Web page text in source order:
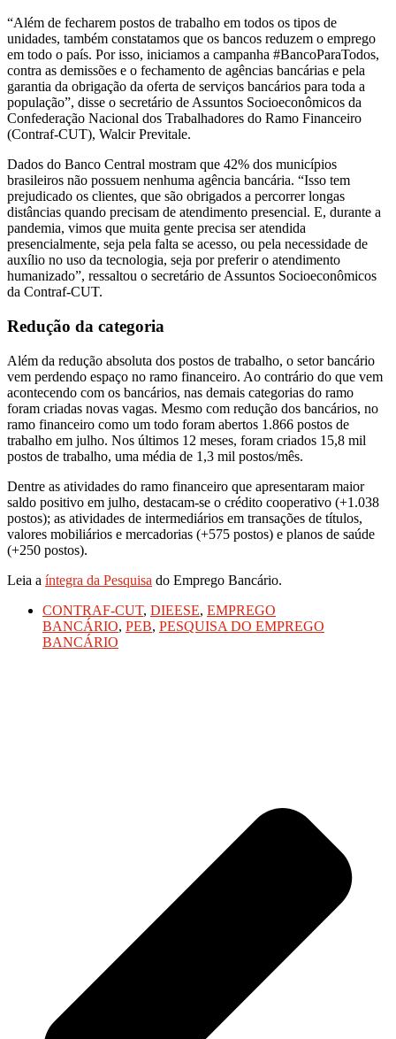
“Além de fecharem postos de trabalho em todos os tipos de
unidades, também constatamos que os bancos reduzem o emprego
em todo o país. Por isso, iniciamos a campanha #BancoParaTodos,
contra as demissões e o fechamento de agências bancárias e pela
garantia da obrigação da oferta de serviços bancários para toda a
população”, disse o secretário de Assuntos Socioeconômicos da
Confederação Nacional dos Trabalhadores do Ramo Financeiro
(Contraf-CUT), Walcir Previtale.
Dados do Banco Central mostram que 42% dos municípios
brasileiros não possuem nenhuma agência bancária. “Isso tem
prejudicado os clientes, que são obrigados a percorrer longas
distâncias quando precisam de atendimento presencial. E, durante a
pandemia, vimos que muita gente precisa ser atendida
presencialmente, seja pela falta se acesso, ou pela necessidade de
auxílio no uso da tecnologia, seja por preferir o atendimento
humanizado”, ressaltou o secretário de Assuntos Socioeconômicos
da Contraf-CUT.
Redução da categoria
Além da redução absoluta dos postos de trabalho, o setor bancário
vem perdendo espaço no ramo financeiro. Ao contrário do que vem
acontecendo com os bancários, nas demais categorias do ramo
foram criadas novas vagas. Mesmo com redução dos bancários, no
ramo financeiro como um todo foram abertos 1.866 postos de
trabalho em julho. Nos últimos 12 meses, foram criados 15,8 mil
postos de trabalho, uma média de 1,3 mil postos/mês.
Dentre as atividades do ramo financeiro que apresentaram maior
saldo positivo em julho, destacam-se o crédito cooperativo (+1.038
postos); as atividades de intermediários em transações de títulos,
valores mobiliários e mercadorias (+575 postos) e planos de saúde
(+250 postos).
Leia a íntegra da Pesquisa do Emprego Bancário.
CONTRAF-CUT, DIEESE, EMPREGO
BANCÁRIO, PEB, PESQUISA DO EMPREGO
BANCÁRIO